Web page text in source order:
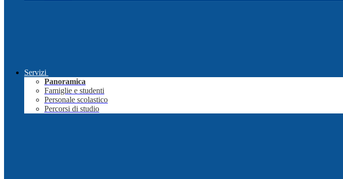
Servizi
Panoramica
Famiglie e studenti
Personale scolastico
Percorsi di studio